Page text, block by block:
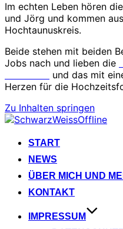
Im echten Leben hören
und Jörg und kommen
Hochtaunuskreis.
Beide stehen mit beiden
Jobs nach und lieben die
und das mit
Herzen für die
Zu Inhalten springen
START
NEWS
ÜBER MICH UND
KONTAKT
IMPRESSUM